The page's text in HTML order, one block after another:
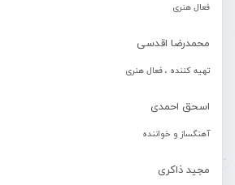
فعال هنری
محمدرضا اقدسی
تهیه کننده ، فعال هنری
اسحق احمدی
آهنگساز و خواننده
مجید ذاکری